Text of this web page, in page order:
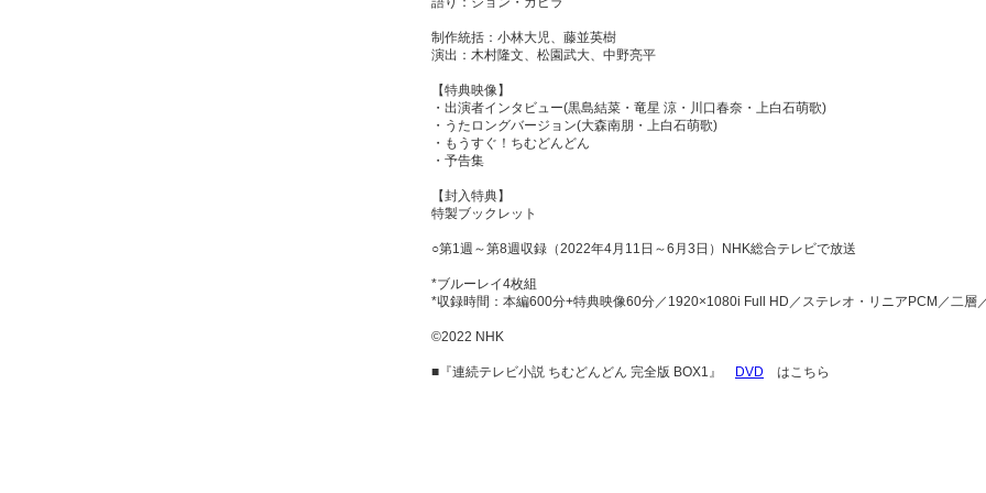
制作統括：小林大児、藤並英樹
演出：木村隆文、松園武大、中野亮平
【特典映像】
・出演者インタビュー(黒島結菜・竜星 涼・川口春奈・上白石萌歌)
・うたロングバージョン(大森南朋・上白石萌歌)
・もうすぐ！ちむどんどん
・予告集
【封入特典】
特製ブックレット
○第1週～第8週収録（2022年4月11日～6月3日）NHK総合テレビで放送
*ブルーレイ4枚組
*収録時間：本編600分+特典映像60分／1920×1080i Full HD／ステレオ・リニアPCM／二層
©2022 NHK
■『連続テレビ小説 ちむどんどん 完全版 BOX1』 DVD はこちら